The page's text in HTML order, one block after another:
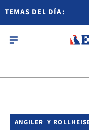
TEMAS DEL DÍA:
ANGILERI Y